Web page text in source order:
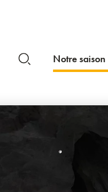
Notre saison